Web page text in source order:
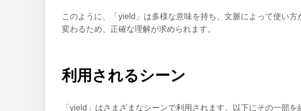
このように、「yield」は多様な意味を持ち、文脈によって使い方
変わるため、正確な理解が求められます。
利用されるシーン
「yield」はさまざまなシーンで利用されます。以下にその一部を